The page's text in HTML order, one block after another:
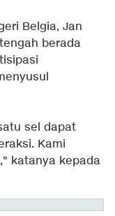
Belgia, Jan
berada
sel dapat
Kami
katanya kepada